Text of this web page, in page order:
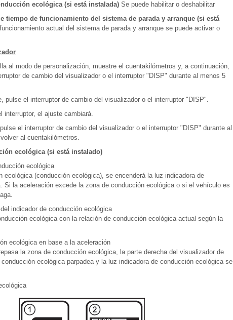
ecológica (si está instalada) Se puede habilitar o deshabilitar
tiempo de funcionamiento del sistema de parada y arranque (si está
actual del sistema de parada y arranque se puede activar o
al modo de personalización, muestre el cuentakilómetros y, a continuación,
de cambio del visualizador o el interruptor "DISP" durante al menos 5
pulse el interruptor de cambio del visualizador o el interruptor "DISP".
interruptor, el ajuste cambiará.
el interruptor de cambio del visualizador o el interruptor "DISP" durante al
al cuentakilómetros.
ecológica (si está instalado)
ecológica
ecológica (conducción ecológica), se encenderá la luz indicadora de
Si la aceleración excede la zona de conducción ecológica o si el vehículo es
indicador de conducción ecológica
ecológica con la relación de conducción ecológica actual según la
ecológica en base a la aceleración
la zona de conducción ecológica, la parte derecha del visualizador de
ecológica parpadea y la luz indicadora de conducción ecológica se